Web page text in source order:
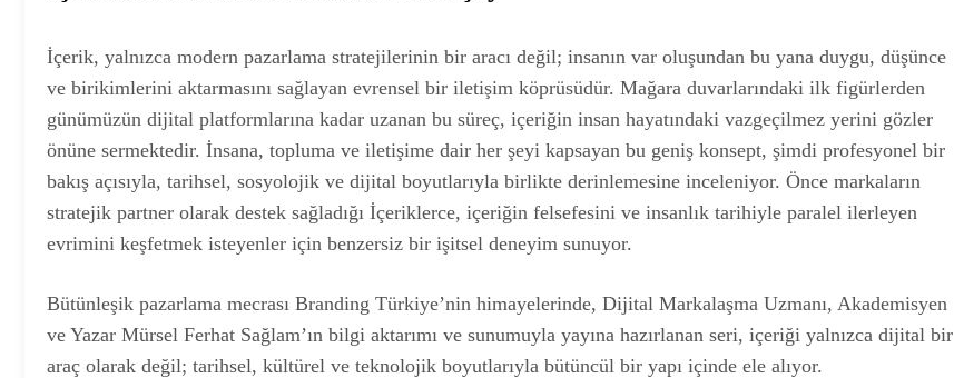
İçerik, yalnızca modern pazarlama stratejilerinin bir aracı değil; insanın var oluşundan bu yana duygu, düşünce
ve birikimlerini aktarmasını sağlayan evrensel bir iletişim köprüsüdür. Mağara duvarlarındaki ilk figürlerden
günümüzün dijital platformlarına kadar uzanan bu süreç, içeriğin insan hayatındaki vazgeçilmez yerini gözler
önüne sermektedir. İnsana, topluma ve iletişime dair her şeyi kapsayan bu geniş konsept, şimdi profesyonel bir
bakış açısıyla, tarihsel, sosyolojik ve dijital boyutlarıyla birlikte derinlemesine inceleniyor. Önce markaların
stratejik partner olarak destek sağladığı İçeriklerce, içeriğin felsefesini ve insanlık tarihiyle paralel ilerleyen
evrimini keşfetmek isteyenler için benzersiz bir işitsel deneyim sunuyor.
Bütünleşik pazarlama mecrası Branding Türkiye’nin himayelerinde, Dijital Markalaşma Uzmanı, Akademisyen
ve Yazar Mürsel Ferhat Sağlam’ın bilgi aktarımı ve sunumuyla yayına hazırlanan seri, içeriği yalnızca dijital bir
araç olarak değil; tarihsel, kültürel ve teknolojik boyutlarıyla bütüncül bir yapı içinde ele alıyor.